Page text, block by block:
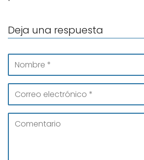
Deja una respuesta